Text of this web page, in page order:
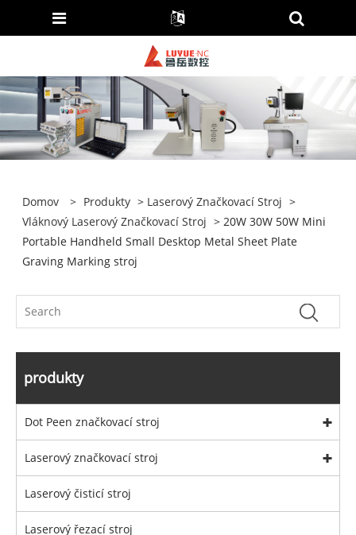
Domov > Produkty > Laserový Značkovací Stroj >
Vláknový Laserový Značkovací Stroj > 20W 30W 50W Mini
Portable Handheld Small Desktop Metal Sheet Plate
Graving Marking stroj
produkty
Dot Peen značkovací stroj
Laserový značkovací stroj
Laserový čisticí stroj
Laserový řezací stroj